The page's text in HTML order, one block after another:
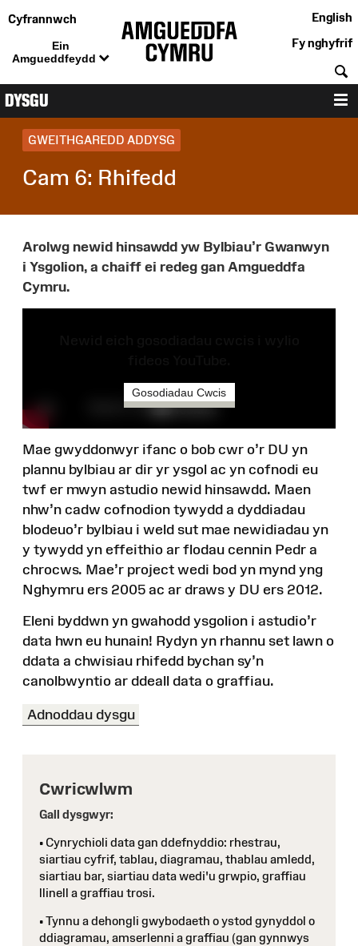
Cyfrannwch
Ein
Amgueddfeydd
English
Fy nghyfrif
DYSGU
GWEITHGAREDD ADDYSG
Cam 6: Rhifedd
Arolwg newid hinsawdd yw Bylbiau’r Gwanwyn
i Ysgolion, a chaiff ei redeg gan Amgueddfa
Cymru.
Gosodiadau Cwcis
Mae gwyddonwyr ifanc o bob cwr o’r DU yn
plannu bylbiau ar dir yr ysgol ac yn cofnodi eu
twf er mwyn astudio newid hinsawdd. Maen
nhw’n cadw cofnodion tywydd a dyddiadau
blodeuo’r bylbiau i weld sut mae newidiadau yn
y tywydd yn effeithio ar flodau cennin Pedr a
chrocws. Mae’r project wedi bod yn mynd yng
Nghymru ers 2005 ac ar draws y DU ers 2012.
Eleni byddwn yn gwahodd ysgolion i astudio’r
data hwn eu hunain! Rydyn yn rhannu set lawn o
ddata a chwisiau rhifedd bychan sy’n
canolbwyntio ar ddeall data o graffiau.
Adnoddau dysgu
Cwricwlwm
Gall dysgwyr:
• Cynrychioli data gan ddefnyddio: rhestrau,
siartiau cyfrif, tablau, diagramau, thablau amledd,
siartiau bar, siartiau data wedi'u grwpio, graffiau
llinell a graffiau trosi.
• Tynnu a dehongli gwybodaeth o ystod gynyddol o
ddiagramau, amserlenni a graffiau (gan gynnwys